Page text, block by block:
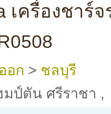
เครื่องชาร์
อก > ชลบุรี
มป์ตัน ศรีราชา ,